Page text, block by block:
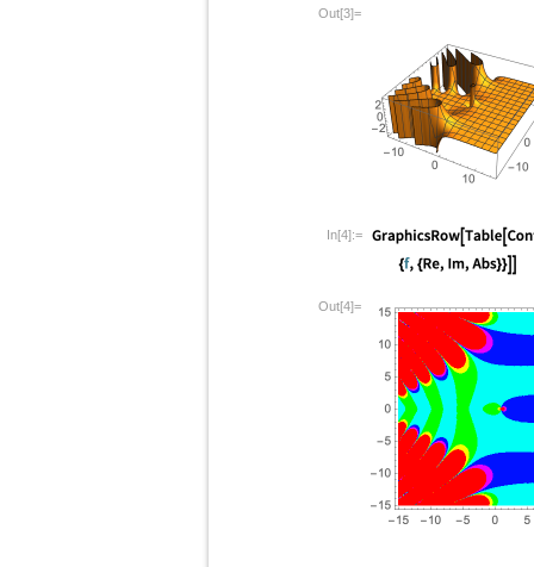
Out[3]=
In[4]:=
Out[4]=